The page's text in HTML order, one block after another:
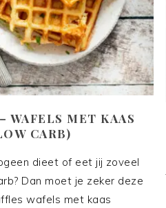
WAFELS MET KAAS
CARB)
dieet of eet jij zoveel
Dan moet je zeker deze
wafels met kaas